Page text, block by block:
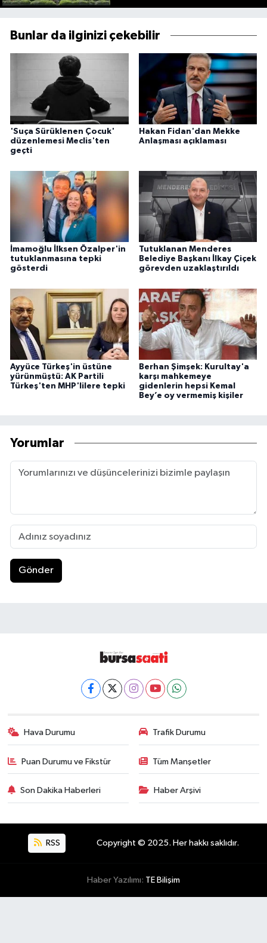
Bunlar da ilginizi çekebilir
'Suça Sürüklenen Çocuk'
düzenlemesi Meclis'ten
geçti
Hakan Fidan'dan Mekke
Anlaşması açıklaması
İmamoğlu İlksen Özalper'in
tutuklanmasına tepki
gösterdi
Tutuklanan Menderes
Belediye Başkanı İlkay Çiçek
görevden uzaklaştırıldı
Ayyüce Türkeş'in üstüne
yürünmüştü: AK Partili
Türkeş'ten MHP'lilere tepki
Berhan Şimşek: Kurultay'a
karşı mahkemeye
gidenlerin hepsi Kemal
Bey’e oy vermemiş kişiler
Yorumlar
Gönder
Hava Durumu Trafik Durumu
Puan Durumu ve Fikstür Tüm Manşetler
Son Dakika Haberleri Haber Arşivi
RSS Copyright © 2025. Her hakkı saklıdır.
Haber Yazılımı: TE Bilişim